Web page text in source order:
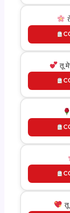
तू
तू